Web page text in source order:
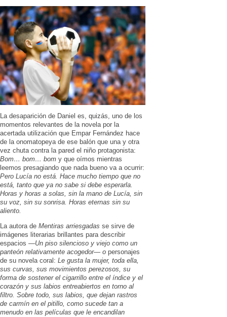
La desaparición de Daniel es, quizás, uno de los
momentos relevantes de la novela por la
acertada utilización que Empar Fernández hace
de la onomatopeya de ese balón que una y otra
vez chuta contra la pared el niño protagonista:
Bom… bom… bom y que oímos mientras
leemos presagiando que nada bueno va a ocurrir:
Pero Lucía no está. Hace mucho tiempo que no
está, tanto que ya no sabe si debe esperarla.
Horas y horas a solas, sin la mano de Lucía, sin
su voz, sin su sonrisa. Horas eternas sin su
aliento.
La autora de Mentiras arriesgadas se sirve de
imágenes literarias brillantes para describir
espacios —Un piso silencioso y viejo como un
panteón relativamente acogedor— o personajes
de su novela coral: Le gusta la mujer, toda ella,
sus curvas, sus movimientos perezosos, su
forma de sostener el cigarrillo entre el índice y el
corazón y sus labios entreabiertos en torno al
filtro. Sobre todo, sus labios, que dejan rastros
de carmín en el pitillo, como sucede tan a
menudo en las películas que le encandilan